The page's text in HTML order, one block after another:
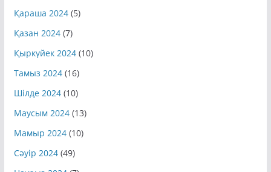
Қараша 2024(5)
Қазан 2024(7)
Қыркүйек 2024(10)
Тамыз 2024(16)
Шілде 2024(10)
Маусым 2024(13)
Мамыр 2024(10)
Сәуір 2024(49)